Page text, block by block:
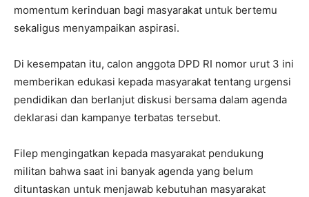
momentum kerinduan bagi masyarakat untuk bertemu
sekaligus menyampaikan aspirasi.
Di kesempatan itu, calon anggota DPD RI nomor urut 3 ini
memberikan edukasi kepada masyarakat tentang urgensi
pendidikan dan berlanjut diskusi bersama dalam agenda
deklarasi dan kampanye terbatas tersebut.
Filep mengingatkan kepada masyarakat pendukung
militan bahwa saat ini banyak agenda yang belum
dituntaskan untuk menjawab kebutuhan masyarakat